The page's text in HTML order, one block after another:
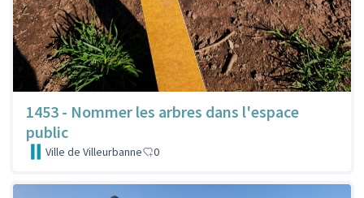
1453 - Nommer les arbres dans l'espace
public
Ville de Villeurbanne 0